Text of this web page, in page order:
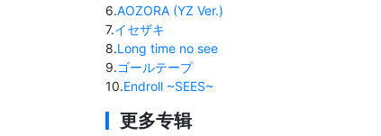
6.AOZORA (YZ Ver.)
7.イセザキ
8.Long time no see
9.ゴールテープ
10.Endroll ~SEES~
更多专辑